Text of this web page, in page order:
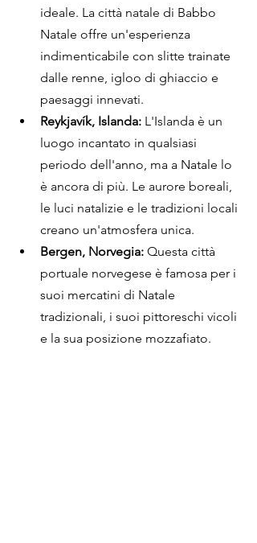
ideale. La città natale di Babbo
Natale offre un'esperienza
indimenticabile con slitte trainate
dalle renne, igloo di ghiaccio e
paesaggi innevati.
Reykjavík, Islanda: L'Islanda è un
luogo incantato in qualsiasi
periodo dell'anno, ma a Natale lo
è ancora di più. Le aurore boreali,
le luci natalizie e le tradizioni locali
creano un'atmosfera unica.
Bergen, Norvegia: Questa città
portuale norvegese è famosa per i
suoi mercatini di Natale
tradizionali, i suoi pittoreschi vicoli
e la sua posizione mozzafiato.